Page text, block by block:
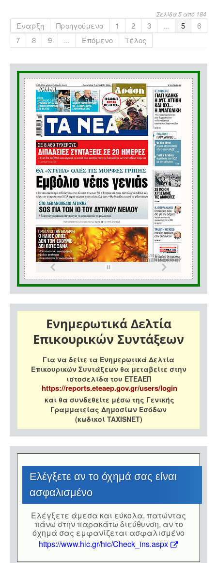
Σελίδα 5 από 184
Έναρξη Προηγούμενο 1 2 3 ... 5
6
7
8 9 ... Επόμενο Τέλος
Ενημερωτικά Δελτία
Επικουρικών Συντάξεων
Για να δείτε τα Ενημερωτικά Δελτία
Επικουρικών Συντάξεων θα μεταβείτε στην
ιστοσελίδα του ΕΤΕΑΕΠ
https://reports.eteaep.gov.gr/users/login
και θα συνδεθείτε μέσω της Γενικής
Γραμματείας Δημοσίων Εσόδων
(κωδικοί TAXISNET)
Eλέγξετε αν το όχημά σας είναι
ασφαλισμένο
Eλέγξετε άμεσα και εύκολα, πατώντας
πάνω στην παρακάτω διεύθυνση, αν το
όχημά σας εμφανίζεται ασφαλισμένο
https://www.hic.gr/hic/Check_ins.aspx